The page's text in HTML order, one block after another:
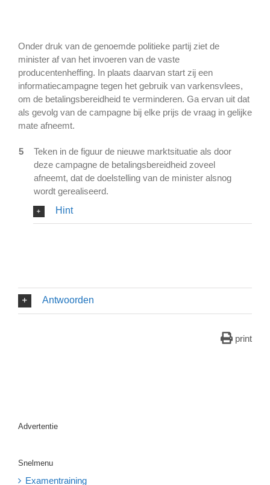
Onder druk van de genoemde politieke partij ziet de
minister af van het invoeren van de vaste
producentenheffing. In plaats daarvan start zij een
informatiecampagne tegen het gebruik van varkensvlees,
om de betalingsbereidheid te verminderen. Ga ervan uit dat
als gevolg van de campagne bij elke prijs de vraag in gelijke
mate afneemt.
5
Teken in de figuur de nieuwe marktsituatie als door
deze campagne de betalingsbereidheid zoveel
afneemt, dat de doelstelling van de minister alsnog
wordt gerealiseerd.
Hint
Antwoorden
print
Advertentie
Snelmenu
Examentraining